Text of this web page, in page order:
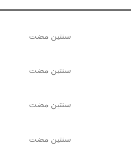
سنتين مضت
سنتين مضت
سنتين مضت
سنتين مضت